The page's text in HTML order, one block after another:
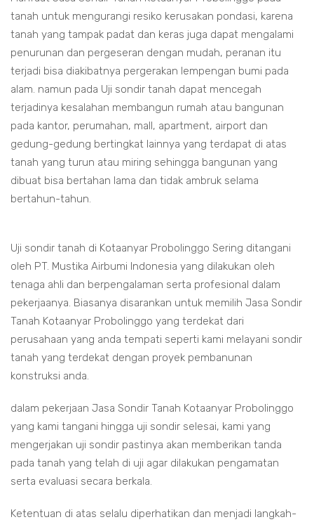
tanah untuk mengurangi resiko kerusakan pondasi, karena
tanah yang tampak padat dan keras juga dapat mengalami
penurunan dan pergeseran dengan mudah, peranan itu
terjadi bisa diakibatnya pergerakan lempengan bumi pada
alam. namun pada Uji sondir tanah dapat mencegah
terjadinya kesalahan membangun rumah atau bangunan
pada kantor, perumahan, mall, apartment, airport dan
gedung-gedung bertingkat lainnya yang terdapat di atas
tanah yang turun atau miring sehingga bangunan yang
dibuat bisa bertahan lama dan tidak ambruk selama
bertahun-tahun.
Uji sondir tanah di Kotaanyar Probolinggo Sering ditangani
oleh PT. Mustika Airbumi Indonesia yang dilakukan oleh
tenaga ahli dan berpengalaman serta profesional dalam
pekerjaanya. Biasanya disarankan untuk memilih Jasa Sondir
Tanah Kotaanyar Probolinggo yang terdekat dari
perusahaan yang anda tempati seperti kami melayani sondir
tanah yang terdekat dengan proyek pembanunan
konstruksi anda.
dalam pekerjaan Jasa Sondir Tanah Kotaanyar Probolinggo
yang kami tangani hingga uji sondir selesai, kami yang
mengerjakan uji sondir pastinya akan memberikan tanda
pada tanah yang telah di uji agar dilakukan pengamatan
serta evaluasi secara berkala.
Ketentuan di atas selalu diperhatikan dan menjadi langkah-